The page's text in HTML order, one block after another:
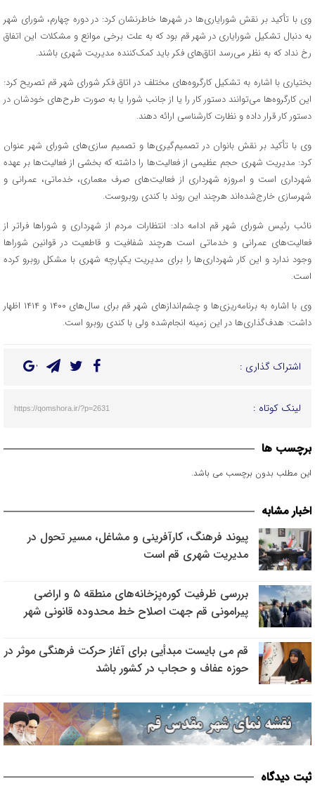
وی با تأکید بر نقش شورایاری‌ها در شهرها خاطرنشان کرد: در دوره چهارم، شورای شهر
به دنبال تشکیل شورایاری در شهر قم بود که به علت برخی موانع و مشکلات این اتفاق
رخ نداد که به نظر می‌رسد اتاق‌های فکر باید کمک‌کننده مدیریت شهری باشند.
بختیاری با اشاره به تشکیل کارگروه‌های مختلف در اتاق فکر شورای شهر قم تصریح کرد:
این کارگروه‌ها می‌توانند دستور کار را یا از جانب شورا یا به صورت طرح‌های خودشان در
دستور کار قرار داده و نظارت کارشناسی ارائه دهند.
وی با تأکید بر نقش بانوان در تصمیم‌گیری‌ها و تصمیم سازی‌های شورای شهر عنوان
کرد: مدیریت شهری حجم عظیمی از فعالیت‌ها را داشته که بخشی از فعالیت‌ها بر عهده
شهرداری است و امروزه شهرداری از فعالیت‌های صرف معماری، خدماتی، عمرانی و
شهرسازی خارج‌شده‌اند هرچند این روند با کندی روبروست.
نائب رئیس شورای شهر قم ادامه داد: انتظارات مردم از شهرداری و شوراها فراتر از
فعالیت‌های عمرانی و خدماتی است هرچند شفافیت و قاطعیت در قوانین شوراها
وجود ندارد و این کار شهرداری‌ها را برای مدیریت یکپارچه شهری با مشکل روبرو کرده
است.
وی با اشاره به برنامه‌ریزی‌ها و چشم‌اندازهای شهر قم برای سال‌های ۱۴۰۰ و ۱۴۱۴ اظهار
داشت: هدف‌گذاری‌ها در این زمینه انجام‌شده ولی با کندی روبرو است.
اشتراک گذاری :
لینک کوتاه : https://qomshora.ir/?p=2631
برچسب ها
این مطلب بدون برچسب می باشد.
اخبار مشابه
پیوند فرهنگ، کارآفرینی و مشاغل، مسیر تحول در
مدیریت شهری قم است
بررسی ظرفیت کوره‌پزخانه‌های منطقه ۵ و اراضی
پیرامونی قم جهت اصلاح خط محدوده قانونی شهر
قم می بایست مبدأیی برای آغاز حرکت فرهنگی موثر در
حوزه عفاف و حجاب در کشور باشد
ثبت دیدگاه